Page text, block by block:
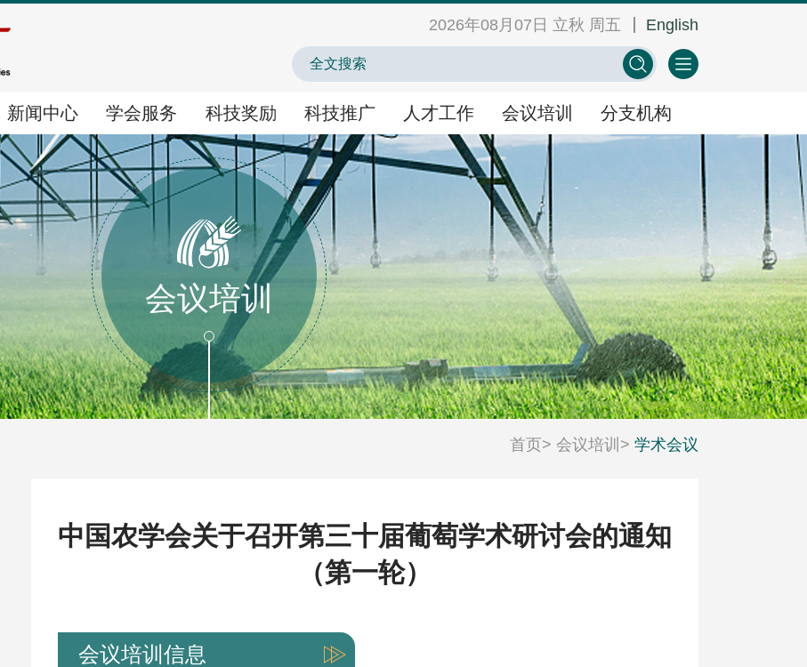
2026年08月07日 立秋 周五 English
新闻中心 学会服务 科技奖励 科技推广 人才工作 会议培训 分支机构
中国农业农村人才网 中心学会门户网 EN
学会服务
学术交流
智库咨询
科技奖励
国家科学技术奖提名
神农中华农业科技奖
科技推广
农业新技术新产品新场景
农业主导品种主推技术
人才工作
人才举荐
人才研修
会议培训
学术会议
教育培训
会议培训
首页> 会议培训 > 学术会议
中国农学会关于召开第三十届葡萄学术研讨会的通知
（第一轮）
会议培训信息